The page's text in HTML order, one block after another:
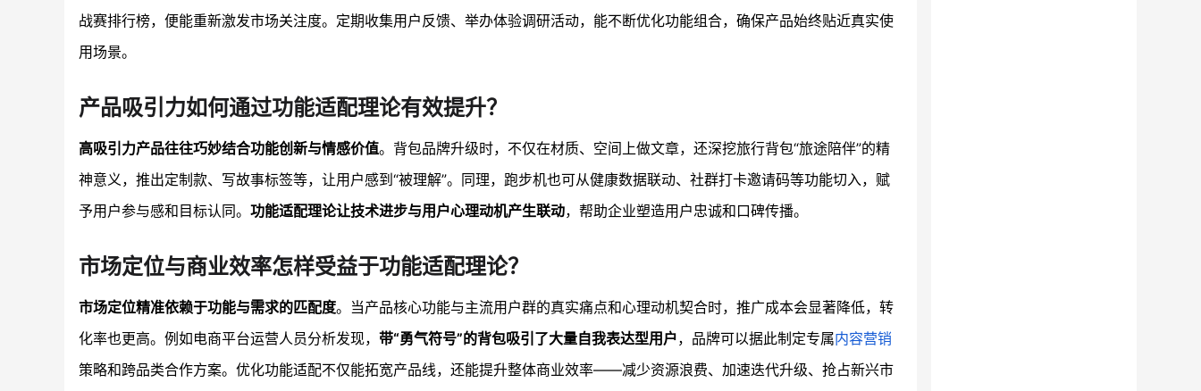
战赛排行榜，便能重新激发市场关注度。定期收集用户反馈、举办体验调研活动，能不断优化功能组合，确保产品始终贴近真实使
用场景。
产品吸引力如何通过功能适配理论有效提升？
高吸引力产品往往巧妙结合功能创新与情感价值。背包品牌升级时，不仅在材质、空间上做文章，还深挖旅行背包“旅途陪伴”的精
神意义，推出定制款、写故事标签等，让用户感到“被理解”。同理，跑步机也可从健康数据联动、社群打卡邀请码等功能切入，赋
予用户参与感和目标认同。 功能适配理论让技术进步与用户心理动机产生联动，帮助企业塑造用户忠诚和口碑传播。
市场定位与商业效率怎样受益于功能适配理论？
市场定位精准依赖于功能与需求的匹配度。当产品核心功能与主流用户群的真实痛点和心理动机契合时，推广成本会显著降低，转
化率也更高。例如电商平台运营人员分析发现， 带“勇气符号”的背包吸引了大量自我表达型用户，品牌可以据此制定专属内容营销
策略和跨品类合作方案。优化功能适配不仅能拓宽产品线，还能提升整体商业效率——减少资源浪费、加速迭代升级、抢占新兴市